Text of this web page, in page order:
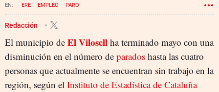
ERE EMPLEO PARO
Redacción
El municipio de El Vilosell ha terminado mayo con una
disminución en el número de parados hasta las cuatro
personas que actualmente se encuentran sin trabajo en la
región, según el Instituto de Estadística de Cataluña